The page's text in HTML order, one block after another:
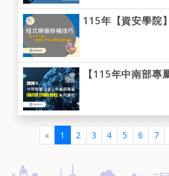
« 1 (current)
2 3 4 5 6 7